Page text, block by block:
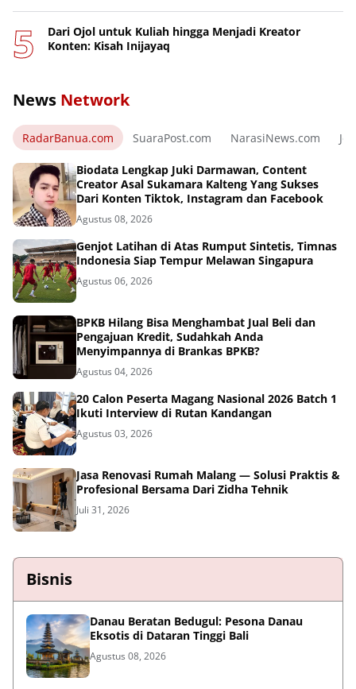
Dari Ojol untuk Kuliah hingga Menjadi Kreator
Konten: Kisah Inijayaq
News Network
RadarBanua.com SuaraPost.com NarasiNews.com
Biodata Lengkap Juki Darmawan, Content
Creator Asal Sukamara Kalteng Yang Sukses
Dari Konten Tiktok, Instagram dan Facebook
Agustus 08, 2026
Genjot Latihan di Atas Rumput Sintetis, Timnas
Indonesia Siap Tempur Melawan Singapura
Agustus 06, 2026
BPKB Hilang Bisa Menghambat Jual Beli dan
Pengajuan Kredit, Sudahkah Anda
Menyimpannya di Brankas BPKB?
Agustus 04, 2026
20 Calon Peserta Magang Nasional 2026 Batch 1
Ikuti Interview di Rutan Kandangan
Agustus 03, 2026
Jasa Renovasi Rumah Malang — Solusi Praktis &
Profesional Bersama Dari Zidha Tehnik
Juli 31, 2026
Bisnis
Danau Beratan Bedugul: Pesona Danau
Eksotis di Dataran Tinggi Bali
Agustus 08, 2026